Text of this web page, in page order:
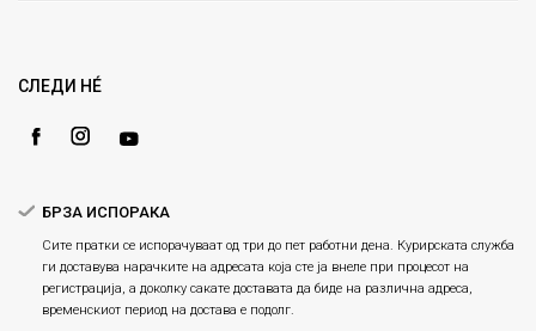
Gift Card
Замена и рефундација на производи
СЛЕДИ НÉ
БРЗА ИСПОРАКА
Сите пратки се испорачуваат од три до пет работни дена. Курирската служба
ги доставува нарачките на адресата која сте ја внеле при процесот на
регистрација, а доколку сакате доставата да биде на различна адреса,
временскиот период на достава е подолг.